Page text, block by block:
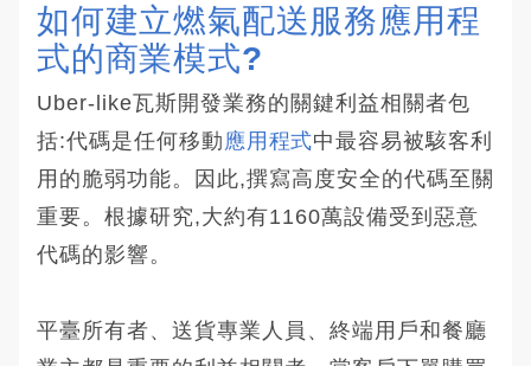
如何建立燃氣配送服務應用程
式的商業模式?
Uber-like瓦斯開發業務的關鍵利益相關者包
括:代碼是任何移動 應用程式中最容易被駭客利
用的脆弱功能。因此,撰寫高度安全的代碼至關
重要。根據研究,大約有1160萬設備受到惡意
代碼的影響。
平臺所有者、送貨專業人員、終端用戶和餐廳